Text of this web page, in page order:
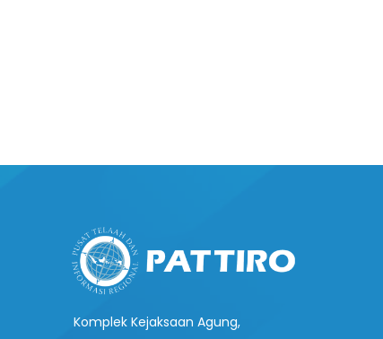
Komplek Kejaksaan Agung,